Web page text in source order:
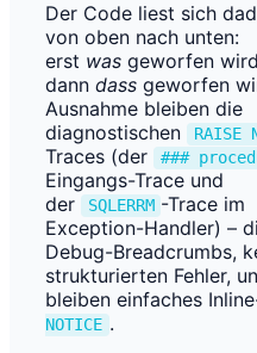
Der Code liest sich
von oben nach unten:
erst was geworfen
dann dass geworfen
Ausnahme bleiben die
diagnostischen
RAISE
Traces (der
###
Eingangs-Trace und
der
SQLERRM -Trace im
Exception-Handler) –
Debug-Breadcrumbs,
strukturierten Fehler,
bleiben einfaches
NOTICE .